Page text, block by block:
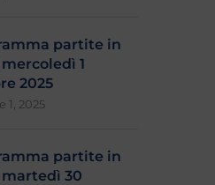
partite in
1
2025
1, 2025
partite in
martedì 30